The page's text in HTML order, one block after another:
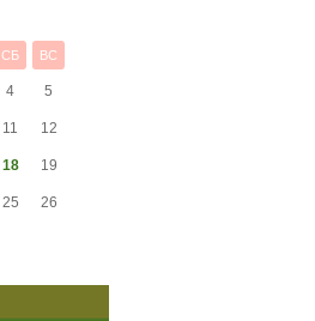
СБ ВС
4 5
11 12
18 19
25 26